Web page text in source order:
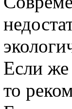
Если же
то